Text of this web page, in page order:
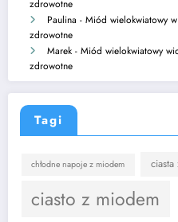
zdrowotne
Paulina - Miód wielokwiatowy
zdrowotne
Marek - Miód wielokwiatowy
zdrowotne
Tagi
chłodne napoje z miodem
ciasto z miodem